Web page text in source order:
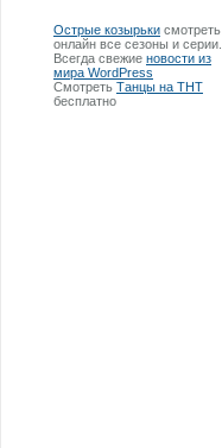
Острые козырьки смотреть
онлайн все сезоны и серии.
Всегда свежие новости из
мира WordPress
Смотреть Танцы на ТНТ
бесплатно